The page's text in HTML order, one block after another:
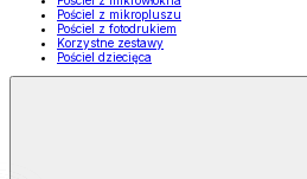
Pościel z mikropluszu
Pościel z fotodrukiem
Korzystne zestawy
Pościel dziecięca